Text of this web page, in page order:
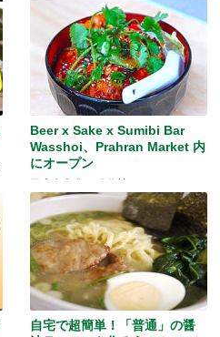
Beer x Sake x Sumibi Bar
Wasshoi、Prahran Market 内
にオープン
日本食文化の発信地
自宅で超簡単！「普通」の醤